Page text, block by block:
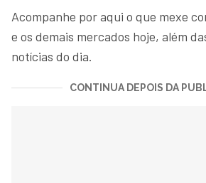
Acompanhe por aqui o que mexe
e os demais mercados hoje, além
notícias do dia.
CONTINUA DEPOIS DA